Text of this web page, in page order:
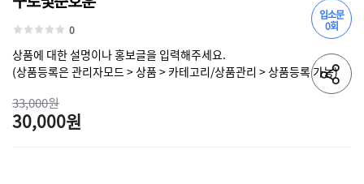
입소문
0회
0
상품에 대한 설명이나 홍보글을 입력해주세요.
(상품등록은 관리자모드 > 상품 > 카테고리/상품관리 > 상품등록 가능)
33,000원
30,000원